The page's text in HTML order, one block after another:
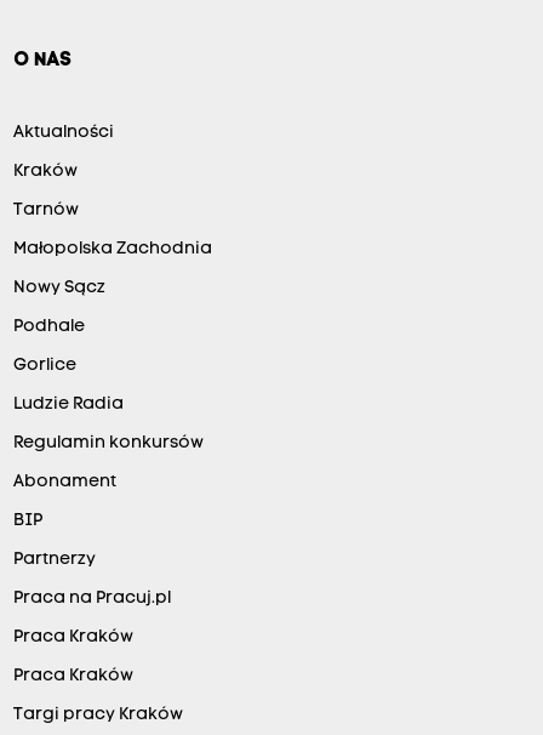
O NAS
Aktualności
Kraków
Tarnów
Małopolska Zachodnia
Nowy Sącz
Podhale
Gorlice
Ludzie Radia
Regulamin konkursów
Abonament
BIP
Partnerzy
Praca na Pracuj.pl
Praca Kraków
Praca Kraków
Targi pracy Kraków